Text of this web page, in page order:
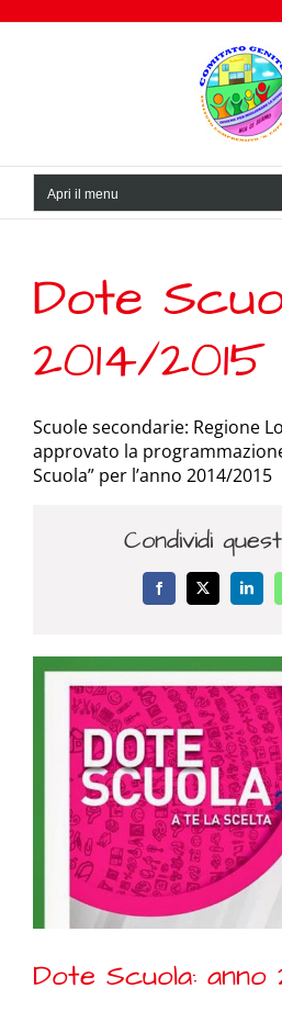
Apri il menu
Dote
2014/2015
Scuole secondarie: Regione
approvato la
Scuola” per l’anno 2014/2015
Condividi
Facebook
X
Dote Scuola: anno